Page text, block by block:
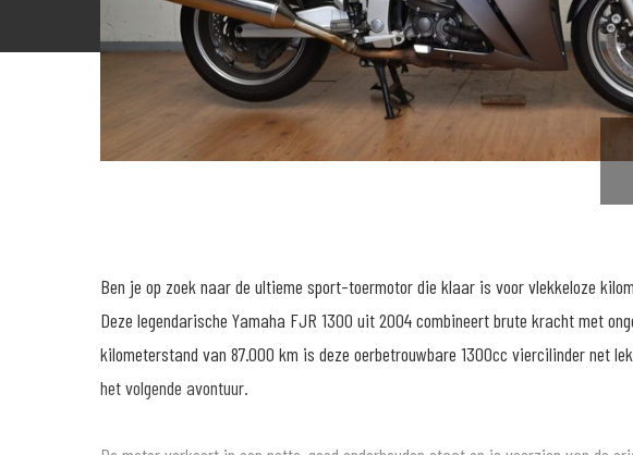
Ben je op zoek naar de ultieme sport-toermotor die klaar is voor vlekkeloze
Deze legendarische Yamaha FJR 1300 uit 2004 combineert brute kracht met
kilometerstand van 87.000 km is deze oerbetrouwbare 1300cc viercilinder net
het volgende avontuur.